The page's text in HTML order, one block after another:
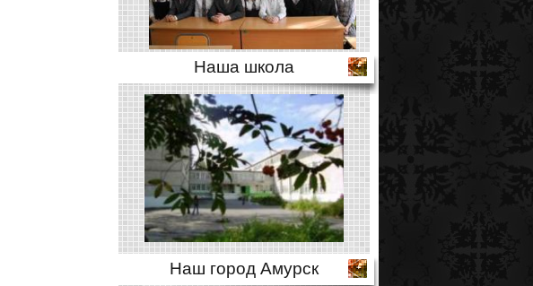
Наша школа
Наш город Амурск